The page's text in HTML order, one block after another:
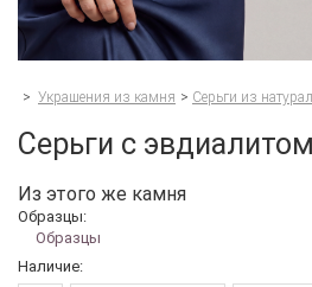
> Украшения из камня > Серьги из
Серьги с эвдиалитом
Из этого же камня
Образцы:
Образцы
Наличие: